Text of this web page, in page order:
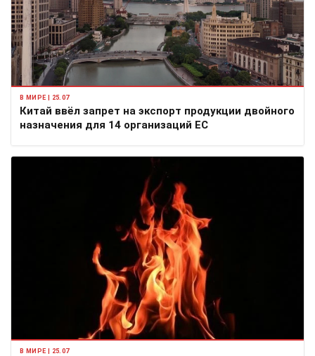
В МИРЕ | 25.07
Китай ввёл запрет на экспорт продукции двойного
назначения для 14 организаций ЕС
В МИРЕ | 25.07